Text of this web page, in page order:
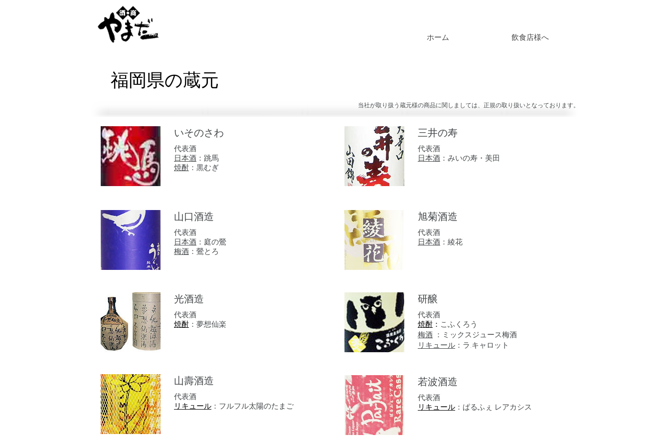
ホーム 飲食店様へ
福岡県の蔵元
当社が取り扱う蔵元様の商品に関しましては、正規の取り扱いとなっております。
いそのさわ
代表酒
日本酒 ： 跳馬
焼酎 ：黒むぎ
三井の寿
代表酒
日本酒 ：みいの寿・美田
山口酒造
代表酒
日本酒 ：庭の鶯
​​梅酒 ：鶯とろ
旭菊酒造
代表酒
日本酒 ：綾花
光酒造
代表酒
焼酎 ：夢想仙楽
研醸
代表酒
焼酎 ： こふくろう
梅酒 ： ミックスジュース梅酒
リキュール ： ラ.キャロット
山壽酒造
代表酒
リキュール ：フルフル太陽のたまご
若波酒造
代表酒
リキュール ：ぱるふぇ レアカシス